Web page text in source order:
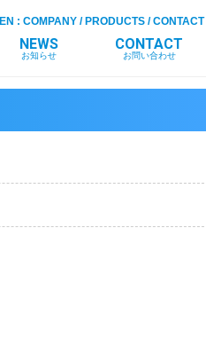
EN : COMPANY / PRODUCTS /CONTACT
NEWS
お知らせ
CONTACT
お問い合わせ